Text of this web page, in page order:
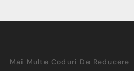
Mai Multe Coduri De Reducere